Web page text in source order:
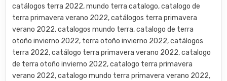
catálogos terra 2022, mundo terra catalogo, catalogo de
terra primavera verano 2022, catálogos terra primavera
verano 2022, catalogos mundo terra, catalogo de terra
otoño invierno 2022, terra otoño invierno 2022, catálogos
terra 2022, catálogo terra primavera verano 2022, catalogo
de terra otoño invierno 2022, catalogo terra primavera
verano 2022, catalogo mundo terra primavera verano 2022,